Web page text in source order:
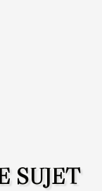
SUJET